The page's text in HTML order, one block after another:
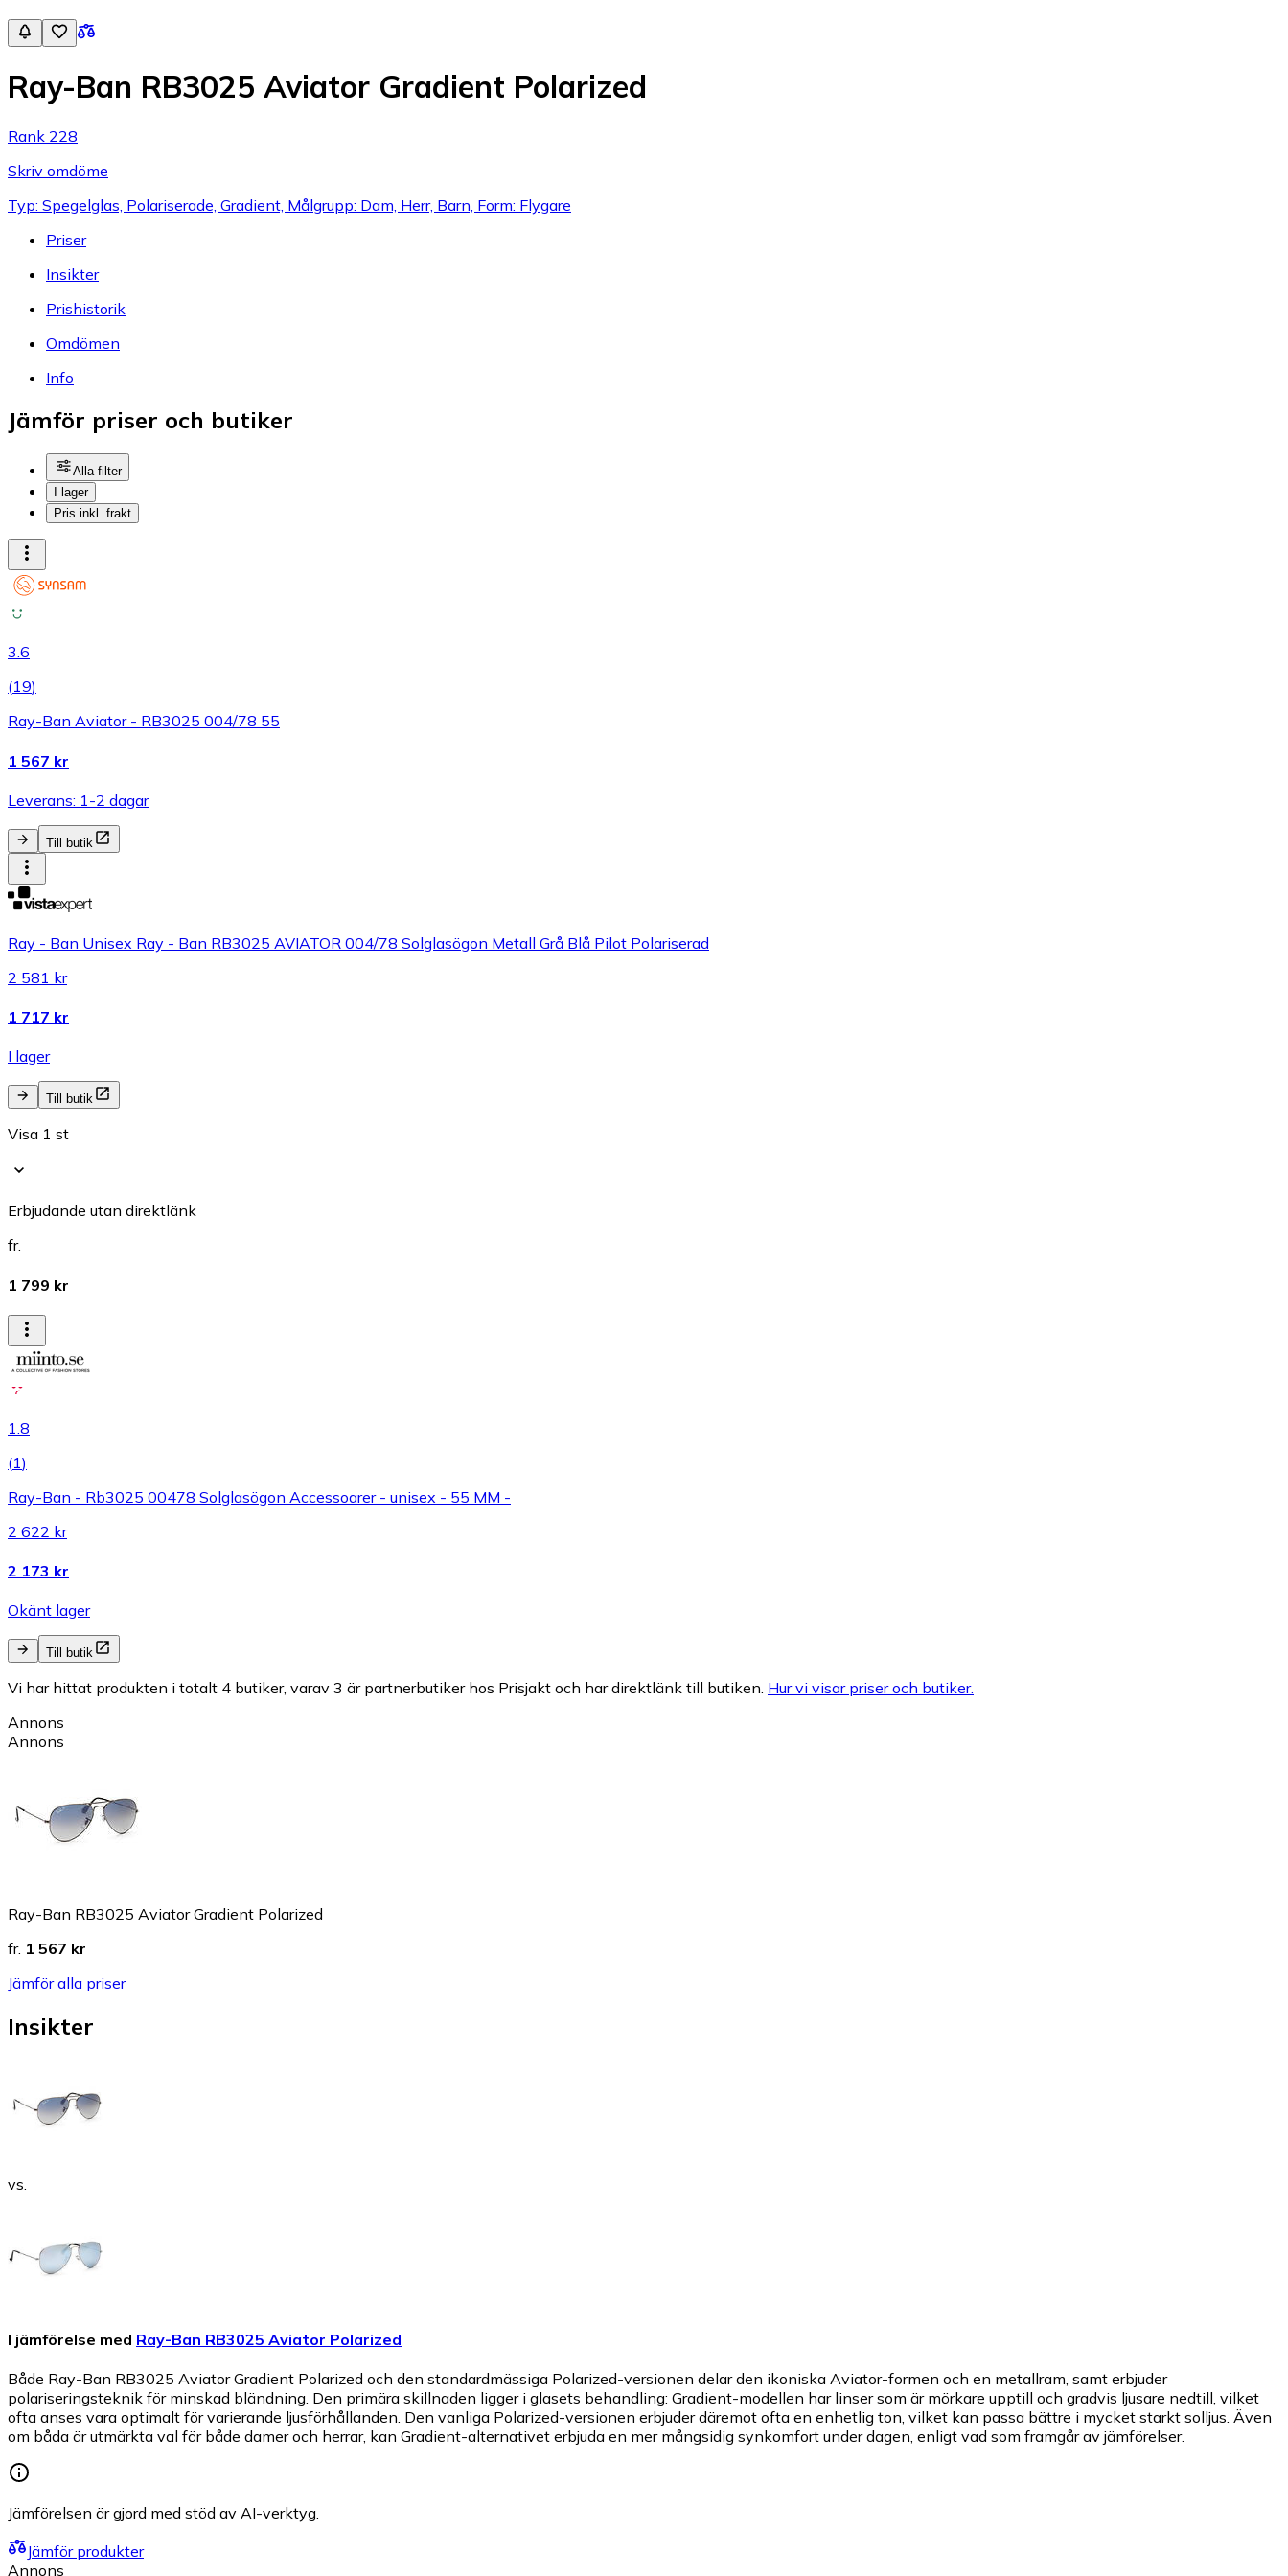
Ray-Ban RB3025 Aviator Gradient Polarized
Rank 228
Skriv omdöme
Typ: Spegelglas, Polariserade, Gradient, Målgrupp: Dam, Herr, Barn, Form: Flygare
Priser
Insikter
Prishistorik
Omdömen
Info
Jämför priser och butiker
Alla filter
I lager
Pris inkl. frakt
3.6
(19)
Ray-Ban Aviator - RB3025 004/78 55
1 567 kr
Leverans: 1-2 dagar
Till butik
Ray - Ban Unisex Ray - Ban RB3025 AVIATOR 004/78 Solglasögon Metall Grå Blå Pilot Polariserad
2 581 kr
1 717 kr
I lager
Till butik
Visa 1 st
Erbjudande utan direktlänk
fr.
1 799 kr
1.8
(1)
Ray-Ban - Rb3025 00478 Solglasögon Accessoarer - unisex - 55 MM -
2 622 kr
2 173 kr
Okänt lager
Till butik
Vi har hittat produkten i totalt 4 butiker, varav 3 är partnerbutiker hos Prisjakt och har direktlänk till butiken. Hur vi visar priser och butiker.
Annons
Annons
Ray-Ban RB3025 Aviator Gradient Polarized
fr. 1 567 kr
Jämför alla priser
Insikter
vs.
I jämförelse med Ray-Ban RB3025 Aviator Polarized
Både Ray-Ban RB3025 Aviator Gradient Polarized och den standardmässiga Polarized-versionen delar den ikoniska Aviator-formen och en metallram, samt erbjuder
polariseringsteknik för minskad bländning. Den primära skillnaden ligger i glasets behandling: Gradient-modellen har linser som är mörkare upptill och gradvis ljusare nedtill, vilket
ofta anses vara optimalt för varierande ljusförhållanden. Den vanliga Polarized-versionen erbjuder däremot ofta en enhetlig ton, vilket kan passa bättre i mycket starkt solljus. Även
om båda är utmärkta val för både damer och herrar, kan Gradient-alternativet erbjuda en mer mångsidig synkomfort under dagen, enligt vad som framgår av jämförelser.
Jämförelsen är gjord med stöd av AI-verktyg.
Jämför produkter
Annons